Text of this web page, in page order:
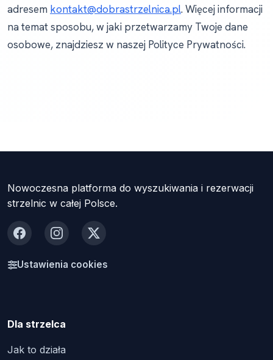
adresem kontakt@dobrastrzelnica.pl. Więcej informacji
na temat sposobu, w jaki przetwarzamy Twoje dane
osobowe, znajdziesz w naszej Polityce Prywatności.
Nowoczesna platforma do wyszukiwania i rezerwacji
strzelnic w całej Polsce.
FacebookInstagram
X
Ustawienia cookies
Dla strzelca
Jak to działa